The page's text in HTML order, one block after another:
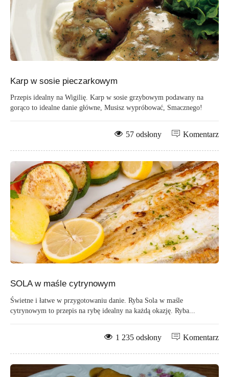
Karp w sosie pieczarkowym
Przepis idealny na Wigilię. Karp w sosie grzybowym podawany na
gorąco to idealne danie główne, Musisz wypróbować, Smacznego!
Komentarz
57 odsłony
SOLA w maśle cytrynowym
Świetne i łatwe w przygotowaniu danie. Ryba Sola w maśle
cytrynowym to przepis na rybę idealny na każdą okazję. Ryba...
Komentarz
1 235 odsłony